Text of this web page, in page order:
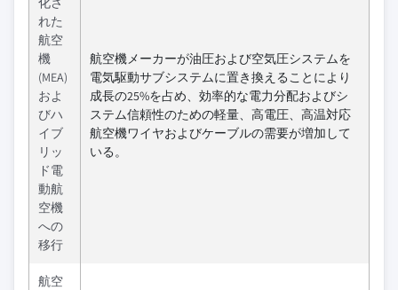
れた
航空
機
(MEA)
およ
びハ
イブ
リッ
ド電
動航
空機
への
移行
航空機メーカーが油圧および空気圧システムを
電気駆動サブシステムに置き換えることにより
成長の25%を占め、効率的な電力分配およびシ
ステム信頼性のための軽量、高電圧、高温対応
航空機ワイヤおよびケーブルの需要が増加して
いる。
航空